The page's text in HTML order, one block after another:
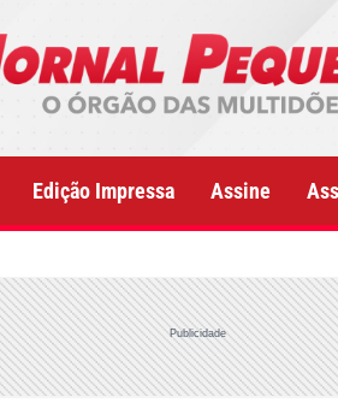
Edição Impressa Assine
Publicidade